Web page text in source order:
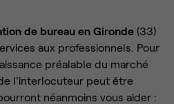
de bureau en Gironde (33)
aux professionnels. Pour
préalable du marché
l’interlocuteur peut être
néanmoins vous aider :